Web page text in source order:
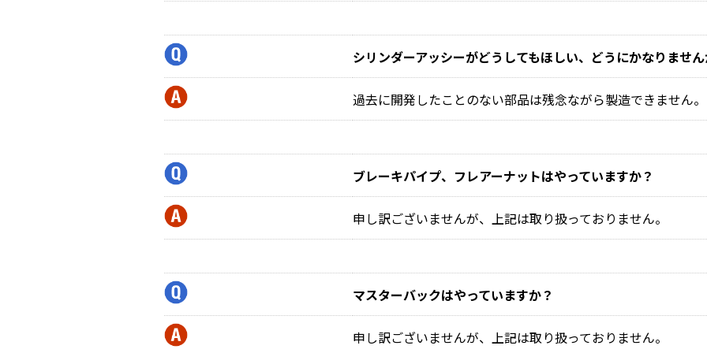
シリンダーアッシーがどうしてもほしい、どうにかなりませ
過去に開発したことのない部品は残念ながら製造できません。
ブレーキパイプ、フレアーナットはやっていますか？
申し訳ございませんが、上記は取り扱っておりません。
マスターバックはやっていますか？
申し訳ございませんが、上記は取り扱っておりません。